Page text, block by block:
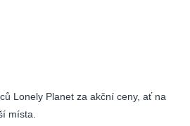
Lonely Planet za akční ceny, ať na
místa.